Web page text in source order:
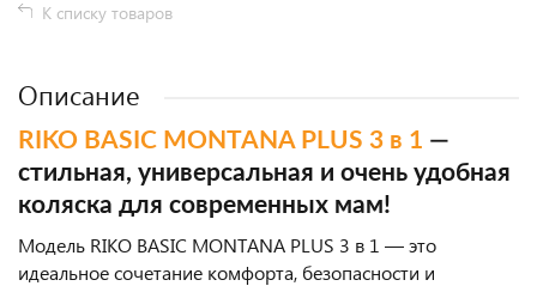
К списку товаров
Описание
RIKO BASIC MONTANA PLUS 3 в 1 —
стильная, универсальная и очень удобная
коляска для современных мам!
Модель RIKO BASIC MONTANA PLUS 3 в 1 — это
идеальное сочетание комфорта, безопасности и